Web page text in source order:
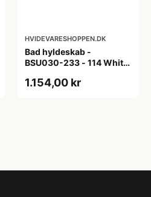
HVIDEVARESHOPPEN.DK
Bad hyldeskab -
BSU030-233 - 114 White
ABS-kant
1.154,00 kr